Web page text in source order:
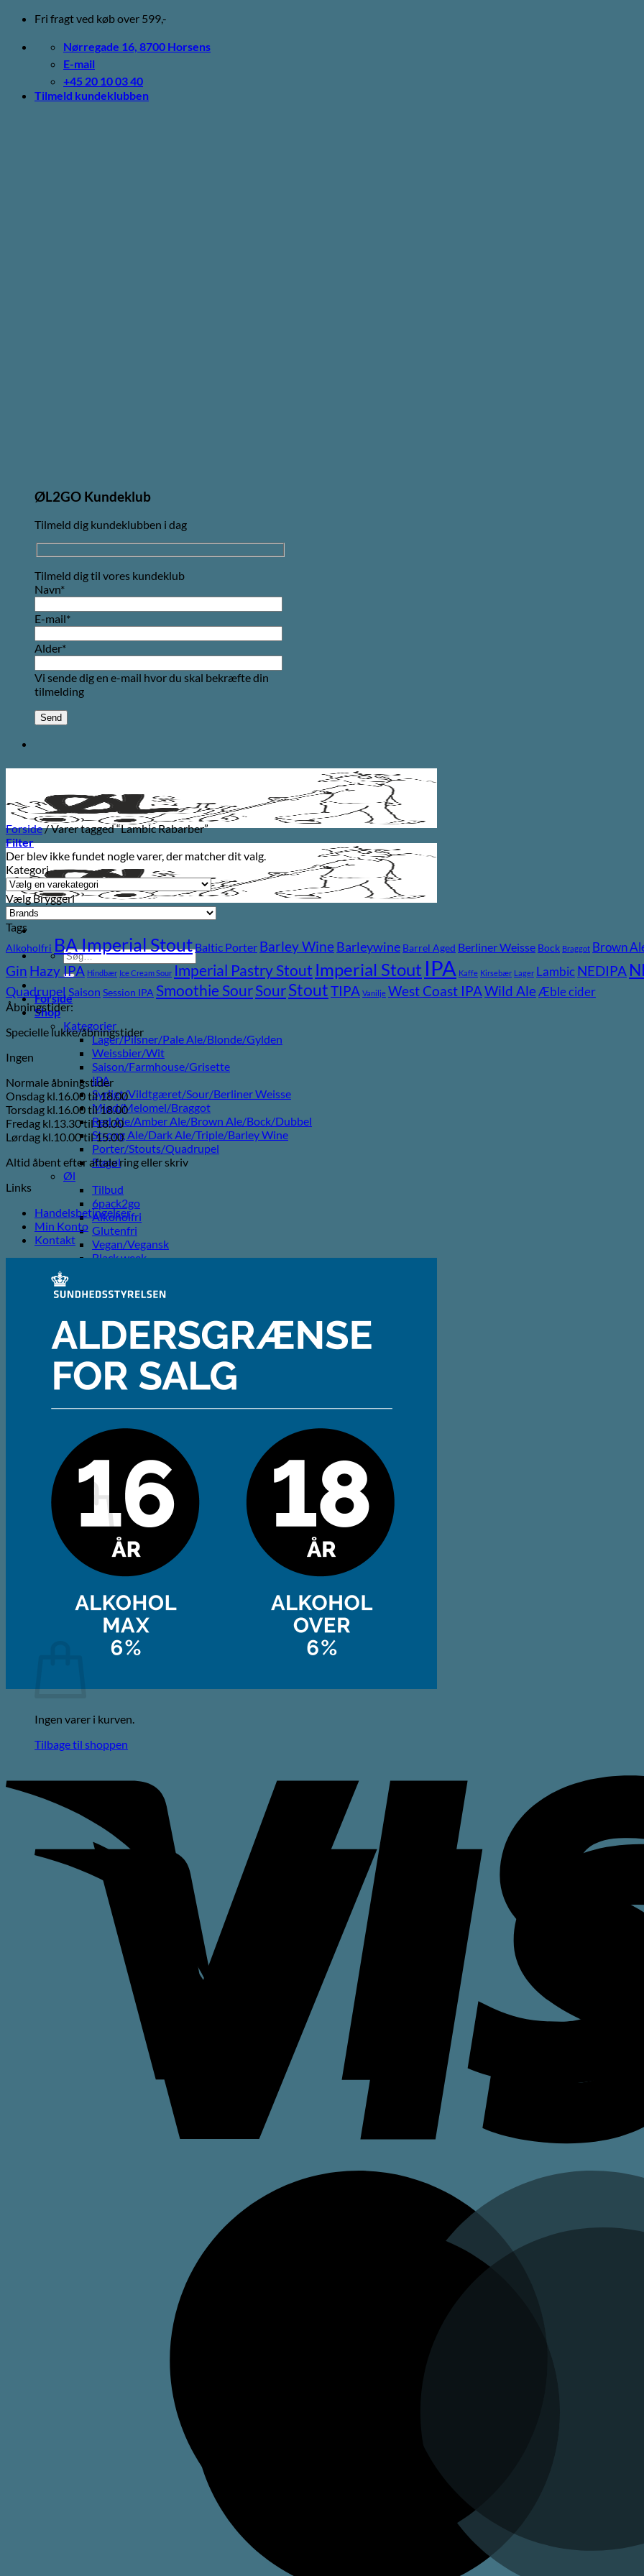
Fortsæt
indhold
Fri fragt ved køb over 599,-
Nørregade 16, 8700 Horsens
E-mail
+45 20 10 03 40
Tilmeld kundeklubben
ØL2GO Kundeklub
Tilmeld dig kundeklubben i dag
Tilmeld dig til vores kundeklub
Navn*
E-mail*
Alder*
Vi sende dig en e-mail hvor du skal bekræfte din
tilmelding
Søg
efter:
Forside
Shop
Kategorier
Lager/Pilsner/Pale Ale/Blonde/Gylden
Weissbier/Wit
Saison/Farmhouse/Grisette
IPA
Syrligt/Vildtgæret/Sour/Berliner Weisse
Mjød/Melomel/Braggot
Red Ale/Amber Ale/Brown Ale/Bock/Dubbel
Strong Ale/Dark Ale/Triple/Barley Wine
Porter/Stouts/Quadrupel
Røgøl
Øl
Tilbud
6pack2go
Alkoholfri
Glutenfri
Vegan/Vegansk
Black week
Andet
Cider
Likør
Most og Sodavand
Chips
Diverse
Gaveæsker og indpakning
Glas
Om ØL2GO
Kontakt
Kurv /
0,00kr.
Ingen varer i kurven.
Ingen varer i kurven.
Tilbage til shoppen
Forside/Varer tagged “Lambic Rabarber”
Filter
Der blev ikke fundet nogle varer, der matcher dit valg.
Kategori
Vælg Bryggeri
Tags
Alkoholfri BA Imperial StoutBaltic Porter Barley Wine Barleywine Barrel Aged Berliner Weisse Bock Braggot Brown
Gin Hazy IPA Hindbær Ice Cream Sour Imperial Pastry Stout Imperial Stout IPA Kaffe Kirsebær Lager LambicNEDIPA
Quadrupel Saison Session IPA Smoothie SourSourStoutTIPA Vanilje West Coast IPAWild AleÆble cider
Åbningstider:
Specielle lukke/åbningstider
Ingen
Normale åbningstider
Onsdag kl.16.00 til 18.00
Torsdag kl.16.00 til 18.00
Fredag kl.13.30 til 18.00
Lørdag kl.10.00 til 15.00
Altid åbent efter aftale ring eller skriv
Links
Handelsbetingelser
Min Konto
Kontakt